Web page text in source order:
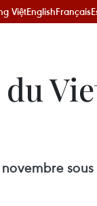
ViệtEnglishFrançais